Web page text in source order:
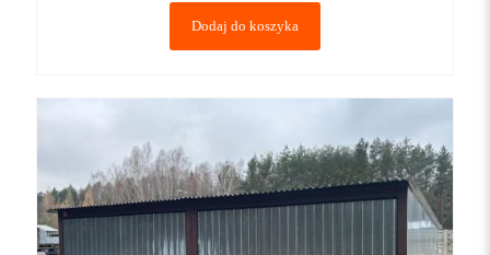
Dodaj do koszyka